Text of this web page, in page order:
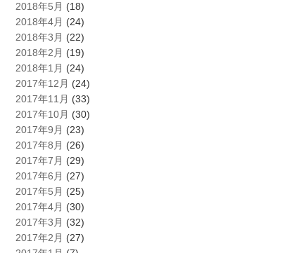
2018年5月 (18)
2018年4月 (24)
2018年3月 (22)
2018年2月 (19)
2018年1月 (24)
2017年12月 (24)
2017年11月 (33)
2017年10月 (30)
2017年9月 (23)
2017年8月 (26)
2017年7月 (29)
2017年6月 (27)
2017年5月 (25)
2017年4月 (30)
2017年3月 (32)
2017年2月 (27)